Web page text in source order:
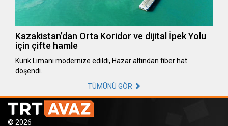
Kazakistan’dan Orta Koridor ve dijital İpek Yolu
için çifte hamle
Kurık Limanı modernize edildi, Hazar altından fiber hat
döşendi.
TÜMÜNÜ GÖR
© 2026